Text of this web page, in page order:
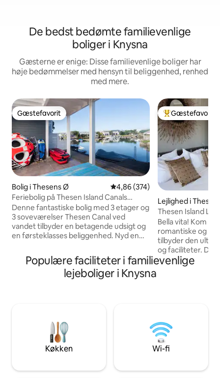
De bedst bedømte familievenlige
boliger i Knysna
Gæsterne er enige: Disse familievenlige boliger har
høje bedømmelser med hensyn til beliggenhed, renhed
med mere.
Gæstefavorit
Gæstefavorit
Bolig i Thesens Ø 4,86 ud af 5 i gennemsnitlig
4,86 (374)
Feriebolig på Thesen Island Canals
Knysna
Denne fantastiske bolig med 3 etager og
3 soveværelser Thesen Canal ved
vandet tilbyder en betagende udsigt og
en førsteklasses beliggenhed. Nyd en
lys, tv og wi-fi. Træd ud for at få direkte
adgang til vandvejen for sejlads,
svømning eller kajakroning. Omgivet af
fredfyldt natur, fugleliv og aktiviteter
kun en spadseretur væk. Book nu for en
uforglemmelig smuttur!
Bedste
Gæstefavorit
Lejlighed i
Thesen Island
Bella vita! Kom
romantiske og
tilbyder den
og faciliteter.
selvforsyning, så
aften med at
mere
backup-strøm,
ødelægger din
Populære faciliteter i familievenlige
lejeboliger i Knysna
Køkken Wi-fi